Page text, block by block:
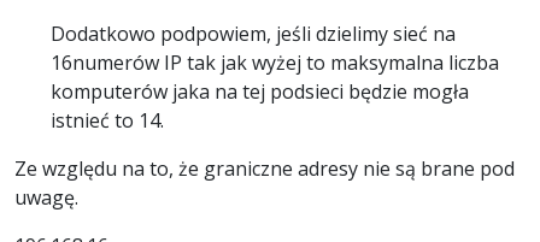
Dodatkowo podpowiem, jeśli dzielimy sieć na
16numerów IP tak jak wyżej to maksymalna liczba
komputerów jaka na tej podsieci będzie mogła
istnieć to 14.
Ze względu na to, że graniczne adresy nie są brane pod
uwagę.